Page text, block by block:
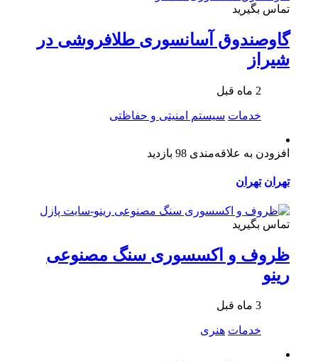
تماس بگیرید
گاوصندوق آسانسوری طلافروشی در
شیراز
2 ماه قبل
خدمات سیستم امنیتی و حفاظتی
افزودن به علاقه‌مندی 98 بازدید
تهران تهران
تماس بگیرید
ظروف و اکسسوری سنگ مصنوعی
رینو
3 ماه قبل
خدمات هنری